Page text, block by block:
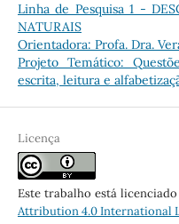
Linha de Pesquisa 1 -
NATURAIS
Orientadora: Profa. Dra.
Projeto Temático:
escrita, leitura e
Licença
Este trabalho está
Attribution 4.0 International